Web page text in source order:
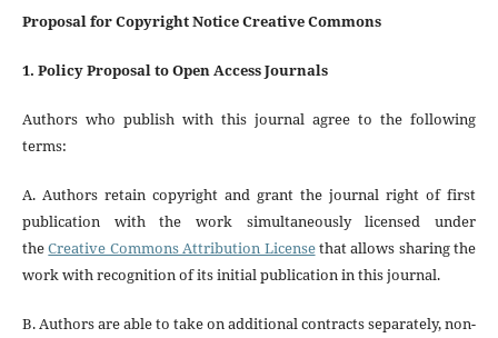
Proposal for Copyright Notice Creative Commons
1. Policy Proposal to Open Access Journals
Authors who publish with this journal agree to the following
terms:
A. Authors retain copyright and grant the journal right of first
publication with the work simultaneously licensed under
theCreative Commons Attribution Licensethat allows sharing the
work with recognition of its initial publication in this journal.
B. Authors are able to take on additional contracts separately, non-